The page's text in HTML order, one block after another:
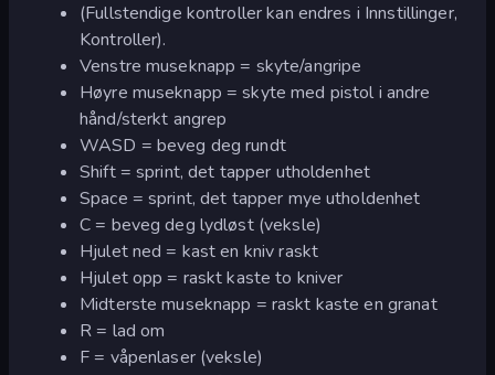
(Fullstendige kontroller kan endres i Innstillinger,
Kontroller).
Venstre museknapp = skyte/angripe
Høyre museknapp = skyte med pistol i andre
hånd/sterkt angrep
WASD = beveg deg rundt
Shift = sprint, det tapper utholdenhet
Space = sprint, det tapper mye utholdenhet
C = beveg deg lydløst (veksle)
Hjulet ned = kast en kniv raskt
Hjulet opp = raskt kaste to kniver
Midterste museknapp = raskt kaste en granat
R = lad om
F = våpenlaser (veksle)